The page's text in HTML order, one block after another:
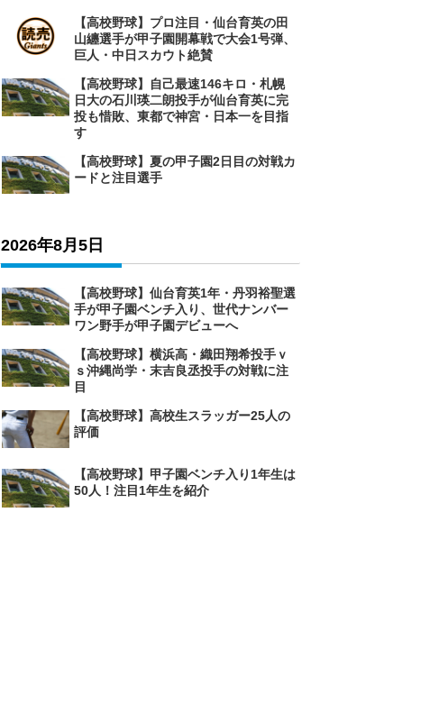
【高校野球】プロ注目・仙台育英の田
山纏選手が甲子園開幕戦で大会1号弾、
巨人・中日スカウト絶賛
【高校野球】自己最速146キロ・札幌
日大の石川瑛二朗投手が仙台育英に完
投も惜敗、東都で神宮・日本一を目指
す
【高校野球】夏の甲子園2日目の対戦カ
ードと注目選手
2026年8月5日
【高校野球】仙台育英1年・丹羽裕聖選
手が甲子園ベンチ入り、世代ナンバー
ワン野手が甲子園デビューへ
【高校野球】横浜高・織田翔希投手ｖ
ｓ沖縄尚学・末吉良丞投手の対戦に注
目
【高校野球】高校生スラッガー25人の
評価
【高校野球】甲子園ベンチ入り1年生は
50人！注目1年生を紹介